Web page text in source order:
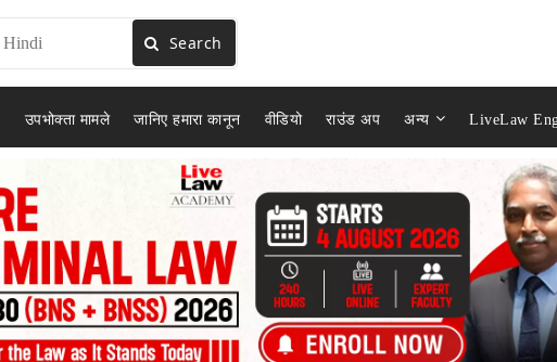
Search
उपभोक्ता मामले जानिए हमारा कानून वीडियो राउंड अप अन्य LiveLaw